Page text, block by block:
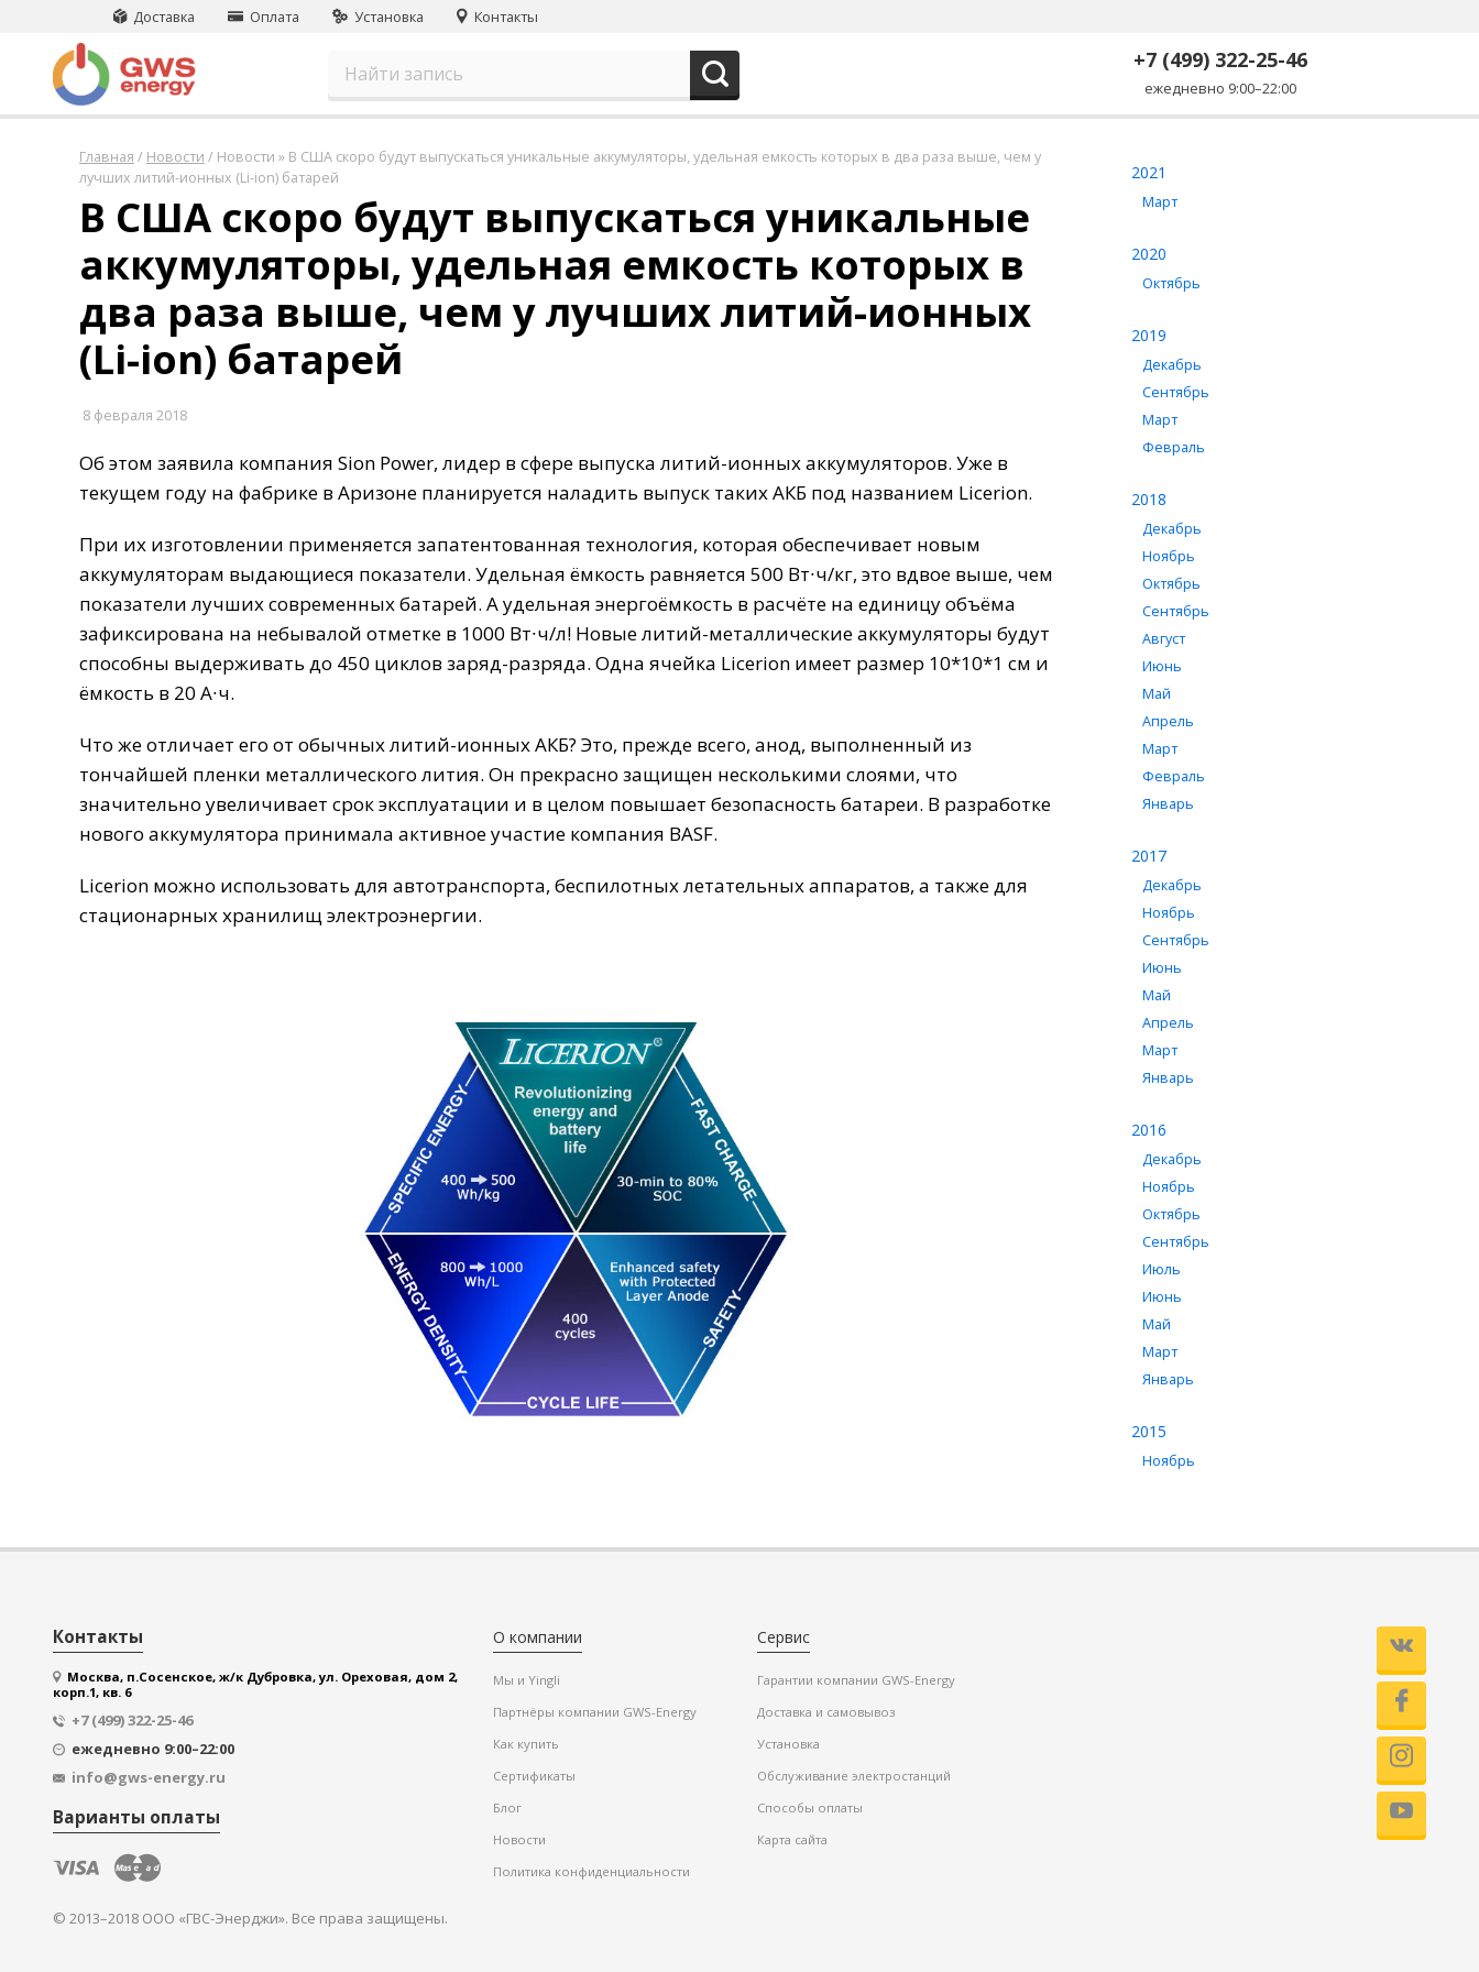
Доставка Оплата Установка Контакты
+7 (499) 322-25-46
ежедневно 9:00–22:00
2021
Март
2020
Октябрь
2019
Декабрь
Сентябрь
Март
Февраль
2018
Декабрь
Ноябрь
Октябрь
Сентябрь
Август
Июнь
Май
Апрель
Март
Февраль
Январь
2017
Декабрь
Ноябрь
Сентябрь
Июнь
Май
Апрель
Март
Январь
2016
Декабрь
Ноябрь
Октябрь
Сентябрь
Июль
Июнь
Май
Март
Январь
2015
Ноябрь
Главная / Новости / Новости » В США скоро будут выпускаться уникальные аккумуляторы, удельная емкость которых в два раза выше, чем у
лучших литий-ионных (Li-ion) батарей
В США скоро будут выпускаться уникальные
аккумуляторы, удельная емкость которых в
два раза выше, чем у лучших литий-ионных
(Li-ion) батарей
8 февраля 2018
Об этом заявила компания Sion Power, лидер в сфере выпуска литий-ионных аккумуляторов. Уже в
текущем году на фабрике в Аризоне планируется наладить выпуск таких АКБ под названием Licerion.
При их изготовлении применяется запатентованная технология, которая обеспечивает новым
аккумуляторам выдающиеся показатели. Удельная ёмкость равняется 500 Вт∙ч/кг, это вдвое выше, чем
показатели лучших современных батарей. А удельная энергоёмкость в расчёте на единицу объёма
зафиксирована на небывалой отметке в 1000 Вт∙ч/л! Новые литий-металлические аккумуляторы будут
способны выдерживать до 450 циклов заряд-разряда. Одна ячейка Licerion имеет размер 10*10*1 см и
ёмкость в 20 А∙ч.
Что же отличает его от обычных литий-ионных АКБ? Это, прежде всего, анод, выполненный из
тончайшей пленки металлического лития. Он прекрасно защищен несколькими слоями, что
значительно увеличивает срок эксплуатации и в целом повышает безопасность батареи. В разработке
нового аккумулятора принимала активное участие компания BASF.
Licerion можно использовать для автотранспорта, беспилотных летательных аппаратов, а также для
стационарных хранилищ электроэнергии.
Контакты
Москва, п.Сосенское, ж/к Дубровка, ул. Ореховая, дом 2,
корп.1, кв. 6
+7 (499) 322-25-46
ежедневно 9:00–22:00
info@gws-energy.ru
Варианты оплаты
О компании
Мы и Yingli
Партнёры компании GWS-Energy
Как купить
Сертификаты
Блог
Новости
Политика конфиденциальности
Сервис
Гарантии компании GWS-Energy
Доставка и самовывоз
Установка
Обслуживание электростанций
Способы оплаты
Карта сайта
© 2013–2018 ООО «ГВС-Энерджи». Все права защищены.